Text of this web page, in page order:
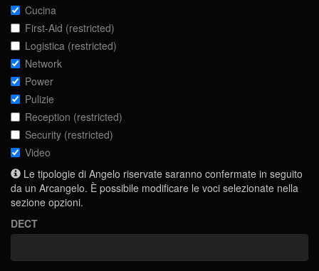
Cucina
First-Aid (restricted)
Logistica (restricted)
Network
Power
Pulizie
Reception (restricted)
Security (restricted)
Video
Le tipologie di Angelo riservate saranno confermate in seguito
da un Arcangelo. È possibile modificare le voci selezionate nella
sezione opzioni.
DECT